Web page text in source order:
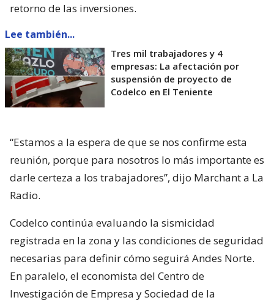
retorno de las inversiones.
Lee también...
Tres mil trabajadores y 4
empresas: La afectación por
suspensión de proyecto de
Codelco en El Teniente
“Estamos a la espera de que se nos confirme esta
reunión, porque para nosotros lo más importante es
darle certeza a los trabajadores”, dijo Marchant a La
Radio.
Codelco continúa evaluando la sismicidad
registrada en la zona y las condiciones de seguridad
necesarias para definir cómo seguirá Andes Norte.
En paralelo, el economista del Centro de
Investigación de Empresa y Sociedad de la